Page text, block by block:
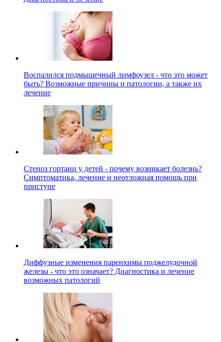
Воспалился подмышечный лимфоузел - что это может
быть? Возможные причины и патологии, а также их
лечение
Стеноз гортани у детей - почему возникает болезнь?
Симптоматика, лечение и неотложная помощь при
приступе
Диффузные изменения паренхимы поджелудочной
железы - что это означает? Диагностика и лечение
возможных патологий